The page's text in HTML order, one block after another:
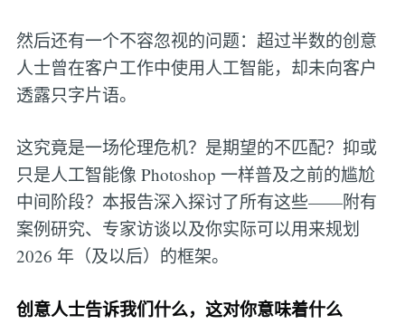
然后还有一个不容忽视的问题：超过半数的创意
人士曾在客户工作中使用人工智能，却未向客户
透露只字片语。
这究竟是一场伦理危机？是期望的不匹配？抑或
只是人工智能像 Photoshop 一样普及之前的尴尬
中间阶段？本报告深入探讨了所有这些——附有
案例研究、专家访谈以及你实际可以用来规划
2026 年（及以后）的框架。
创意人士告诉我们什么，这对你意味着什么